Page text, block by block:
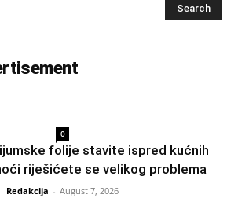
0
folije stavite ispred kućnih
riješićete se velikog problema
Redakcija - August 7, 2026